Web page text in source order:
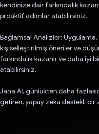
kendinize dair farkındalık
proaktif adımlar atabilirsiniz.
Bağlamsal Analizler:
kişiselleştirilmiş öneriler ve
farkındalık kazanır ve daha iyi
atabilirsiniz.
Jana AI, günlükten daha
getiren, yapay zeka destekli bir